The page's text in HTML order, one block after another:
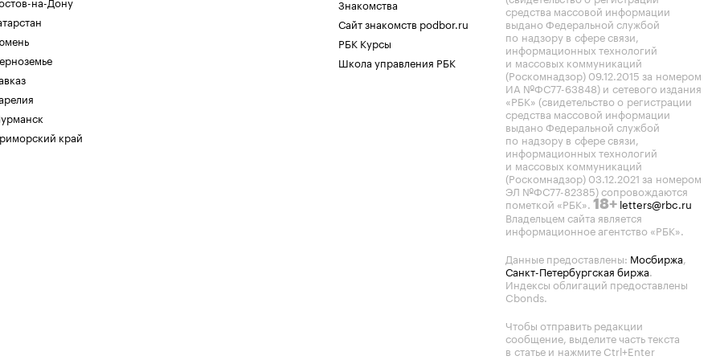
край
Знакомства
Сайт знакомств podbor.ru
РБК Курсы
Школа управления РБК
средства массовой информации
выдано Федеральной службой
по надзору в сфере связи,
информационных технологий
и массовых коммуникаций
(Роскомнадзор) 09.12.2015 за номером
ИА №ФС77-63848) и сетевого издания
«РБК» (свидетельство о регистрации
средства массовой информации
выдано Федеральной службой
по надзору в сфере связи,
информационных технологий
и массовых коммуникаций
(Роскомнадзор) 03.12.2021 за номером
ЭЛ №ФС77-82385) сопровождаются
пометкой «РБК». 18+ letters@rbc.ru
Владельцем сайта является
информационное агентство «РБК».
Данные предоставлены: Мосбиржа,
Санкт-Петербургская биржа.
Индексы облигаций предоставлены
Cbonds.
Чтобы отправить редакции
сообщение, выделите часть текста
в статье и нажмите Ctrl+Enter